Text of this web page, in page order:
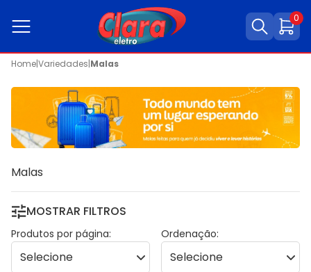
0
Home|Variedades|Malas
Malas
MOSTRAR FILTROS
Produtos por página: Ordenação: